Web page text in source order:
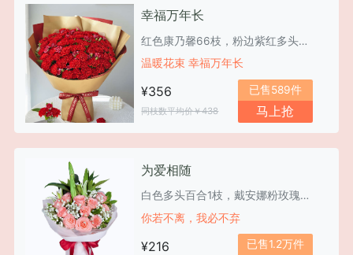
幸福万年长
红色康乃馨66枝，粉边紫红多头康乃馨6枝
温暖花束 幸福万年长
¥356
同枝数平均价￥438
已售589件
马上抢
为爱相随
白色多头百合1枝，戴安娜粉玫瑰11枝
你若不离，我必不弃
¥216 已售1.2万件